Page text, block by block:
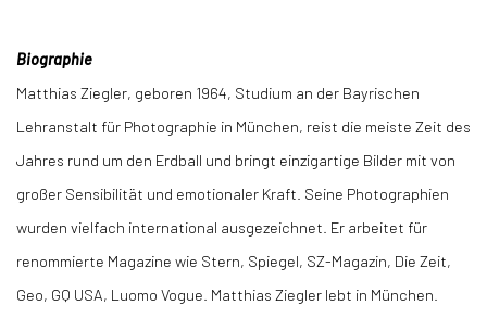
Biographie
Matthias Ziegler, geboren 1964, Studium an der Bayrischen
Lehranstalt für Photographie in München, reist die meiste Zeit des
Jahres rund um den Erdball und bringt einzigartige Bilder mit von
großer Sensibilität und emotionaler Kraft. Seine Photographien
wurden vielfach international ausgezeichnet. Er arbeitet für
renommierte Magazine wie Stern, Spiegel, SZ-Magazin, Die Zeit,
Geo, GQ USA, Luomo Vogue. Matthias Ziegler lebt in München.